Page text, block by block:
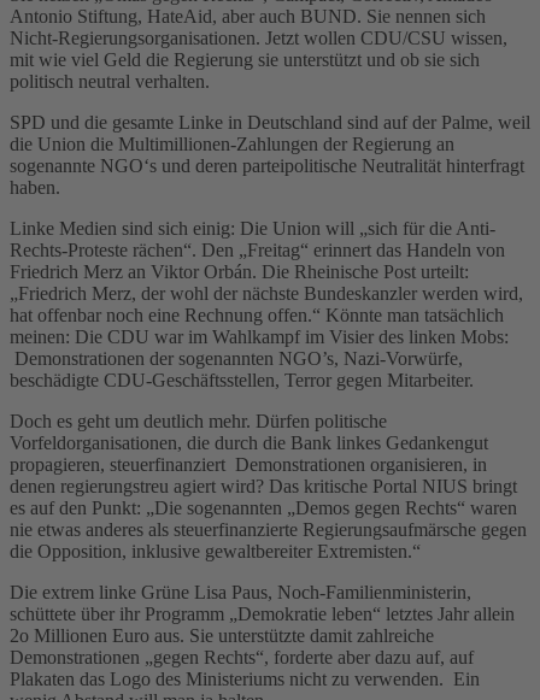
Antonio Stiftung, HateAid, aber auch BUND. Sie nennen sich
Nicht-Regierungsorganisationen. Jetzt wollen CDU/CSU wissen,
mit wie viel Geld die Regierung sie unterstützt und ob sie sich
politisch neutral verhalten.
SPD und die gesamte Linke in Deutschland sind auf der Palme, weil
die Union die Multimillionen-Zahlungen der Regierung an
sogenannte NGO‘s und deren parteipolitische Neutralität hinterfragt
haben.
Linke Medien sind sich einig: Die Union will „sich für die Anti-
Rechts-Proteste rächen“. Den „Freitag“ erinnert das Handeln von
Friedrich Merz an Viktor Orbán. Die Rheinische Post urteilt:
„Friedrich Merz, der wohl der nächste Bundeskanzler werden wird,
hat offenbar noch eine Rechnung offen.“ Könnte man tatsächlich
meinen: Die CDU war im Wahlkampf im Visier des linken Mobs:
Demonstrationen der sogenannten NGO’s, Nazi-Vorwürfe,
beschädigte CDU-Geschäftsstellen, Terror gegen Mitarbeiter.
Doch es geht um deutlich mehr. Dürfen politische
Vorfeldorganisationen, die durch die Bank linkes Gedankengut
propagieren, steuerfinanziert Demonstrationen organisieren, in
denen regierungstreu agiert wird? Das kritische Portal NIUS bringt
es auf den Punkt: „Die sogenannten „Demos gegen Rechts“ waren
nie etwas anderes als steuerfinanzierte Regierungsaufmärsche gegen
die Opposition, inklusive gewaltbereiter Extremisten.“
Die extrem linke Grüne Lisa Paus, Noch-Familienministerin,
schüttete über ihr Programm „Demokratie leben“ letztes Jahr allein
2o Millionen Euro aus. Sie unterstützte damit zahlreiche
Demonstrationen „gegen Rechts“, forderte aber dazu auf, auf
Plakaten das Logo des Ministeriums nicht zu verwenden. Ein